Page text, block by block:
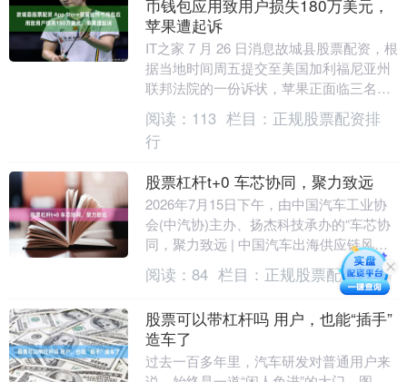
币钱包应用致用户损失180万美元，
苹果遭起诉
IT之家 7 月 26 日消息故城县股票配资，根
据当地时间周五提交至美国加利福尼亚州
联邦法院的一份诉状，苹果正面临三名用
户提起的新诉讼。这三名用户因下载了
Ap....
阅读： 113 栏目： 正规股票配资排
行
股票杠杆t+0 车芯协同，聚力致远
2026年7月15日下午，由中国汽车工业协
会(中汽协)主办、扬杰科技承办的“车芯协
同，聚力致远 | 中国汽车出海供应链风险
研讨会”在扬州成功举办。中汽协副秘书
长....
阅读： 84 栏目： 正规股票配资排行
股票可以带杠杆吗 用户，也能“插手”
造车了
过去一百多年里，汽车研发对普通用户来